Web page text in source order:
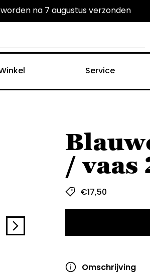
na 7 augustus verzonden
Service
/
€ 17,50
Omschrijving